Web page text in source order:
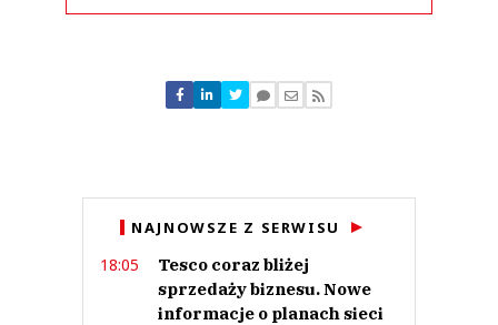
17.02.2022 / 18:34
This comment was minimized by the moderator on the site
Ciekawe czy firma płaci jakiś podatek w Polsce czy wykazuje stratę?
Marek 50+
Odpowiedz
NAJNOWSZE Z SERWISU
18:05
Tesco coraz bliżej
sprzedaży biznesu. Nowe
informacje o planach sieci